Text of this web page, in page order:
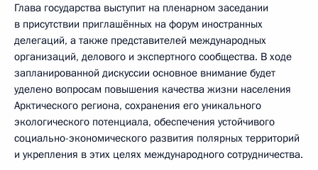
Глава государства выступит на пленарном заседании
в присутствии приглашённых на форум иностранных
делегаций, а также представителей международных
организаций, делового и экспертного сообщества. В ходе
запланированной дискуссии основное внимание будет
уделено вопросам повышения качества жизни населения
Арктического региона, сохранения его уникального
экологического потенциала, обеспечения устойчивого
социально-экономического развития полярных территорий
и укрепления в этих целях международного сотрудничества.